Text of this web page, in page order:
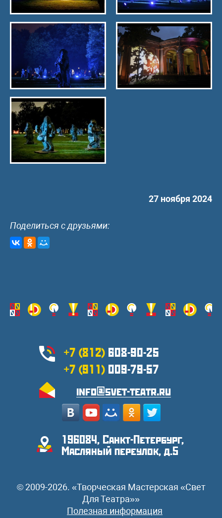
27 ноября 2024
Поделиться с друзьями:
+7 (812) 608-90-25
+7 (911) 009-79-57
info@svet-teatr.ru
196084, Санкт-Петербург,
Масляный переулок, д.5
© 2009-2026. «Творческая Мастерская «Свет
Для Театра»»
Полезная информация